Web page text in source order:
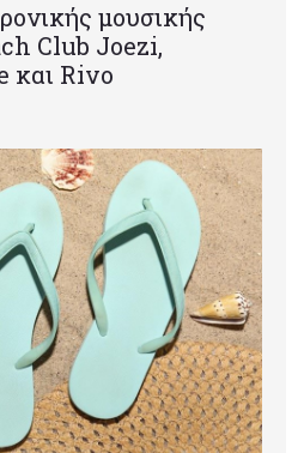
μουσικής
Club Joezi,
και Rivo